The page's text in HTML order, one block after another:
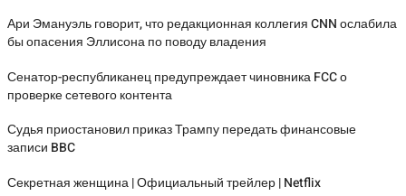
Ари Эмануэль говорит, что редакционная коллегия CNN ослабила
бы опасения Эллисона по поводу владения
Сенатор-республиканец предупреждает чиновника FCC о
проверке сетевого контента
Судья приостановил приказ Трампу передать финансовые
записи BBC
Секретная женщина | Официальный трейлер | Netflix